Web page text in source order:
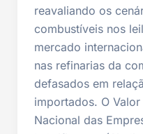
reavaliando os
combustíveis nos
mercado
nas refinarias da
defasados em
importados. O
Nacional das